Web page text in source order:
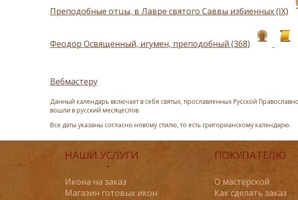
Преподобные отцы, в Лавре святого Саввы избиенных (IX)
Феодор Освященный, игумен, преподобный (368)
Вебмастеру
Данный календарь включает в себя святых, прославленных Русской
вошли в русский месяцеслов.
Все даты указаны согласно новому стилю, то есть григорианскому календарю.
НАШИ УСЛУГИ
Икона на заказ
Магазин готовых икон
ПОКУПАТЕЛЮ
О мастерской
Как сделать заказ